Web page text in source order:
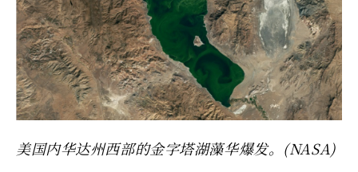
美国内华达州西部的金字塔湖藻华爆发。(NASA)